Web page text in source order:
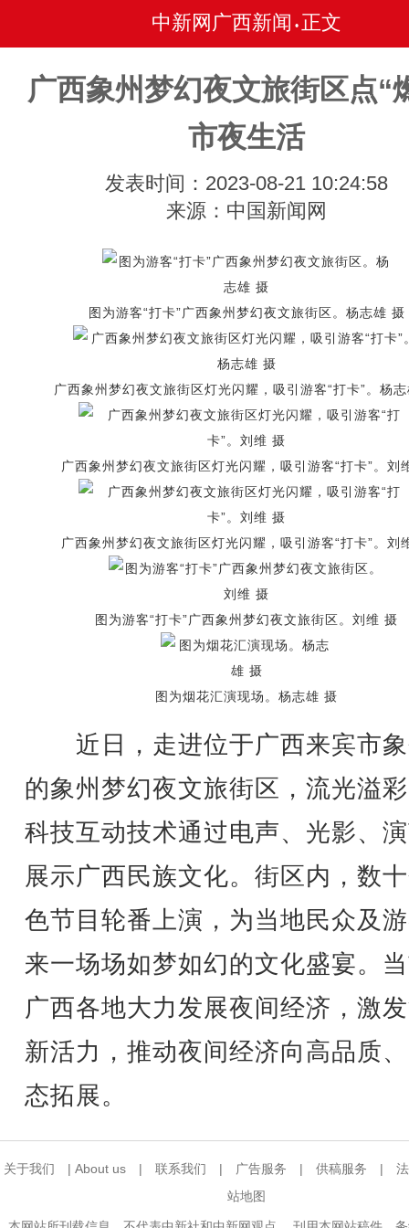
中新网广西新闻 • 正文
广西象州梦幻夜文旅街区点“
市夜生活
发表时间：2023-08-21 10:24:58
来源：中国新闻网
图为游客“打卡”广西象州梦幻夜文旅街区。杨志雄 摄
广西象州梦幻夜文旅街区灯光闪耀，吸引游客“打卡”。杨
广西象州梦幻夜文旅街区灯光闪耀，吸引游客“打卡”。刘
广西象州梦幻夜文旅街区灯光闪耀，吸引游客“打卡”。刘
图为游客“打卡”广西象州梦幻夜文旅街区。刘维 摄
图为烟花汇演现场。杨志雄 摄
近日，走进位于广西来宾市
的象州梦幻夜文旅街区，流光溢
科技互动技术通过电声、光影、
展示广西民族文化。街区内，数
色节目轮番上演，为当地民众及
来一场场如梦如幻的文化盛宴。
广西各地大力发展夜间经济，激
新活力，推动夜间经济向高品质
态拓展。
关于我们 | About us | 联系我们 | 广告服务 | 供稿服务 |
站地图